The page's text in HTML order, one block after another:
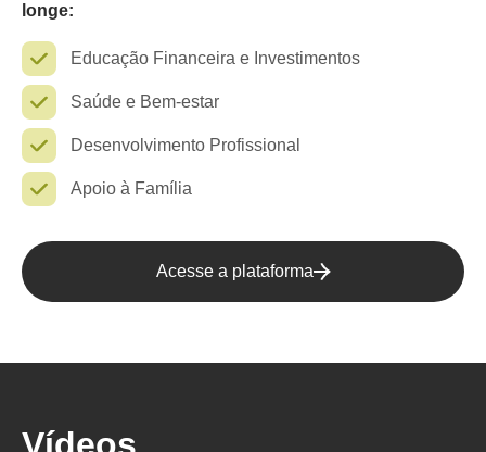
longe:
Educação Financeira e Investimentos
Saúde e Bem-estar
Desenvolvimento Profissional
Apoio à Família
Acesse a plataforma